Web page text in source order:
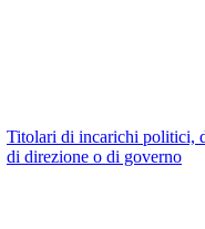
Titolari di incarichi politici,
di direzione o di governo